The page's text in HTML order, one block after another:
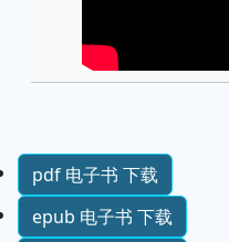
pdf 电子书 下载
epub 电子书 下载